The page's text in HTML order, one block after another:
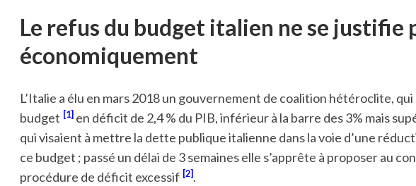
Le refus du budget italien ne se justifie
économiquement
L’Italie a élu en mars 2018 un gouvernement de coalition hétéroclite, qui
budget [1]en déficit de 2,4 % du PIB, inférieur à la barre des 3% mais
qui visaient à mettre la dette publique italienne dans la voie d’une
ce budget ; passé un délai de 3 semaines elle s’apprête à proposer au
procédure de déficit excessif [2].